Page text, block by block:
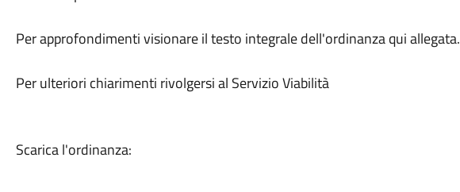
Per approfondimenti visionare il testo integrale dell'ordinanza qui allegata.
Per ulteriori chiarimenti rivolgersi al Servizio Viabilità
Scarica l'ordinanza: